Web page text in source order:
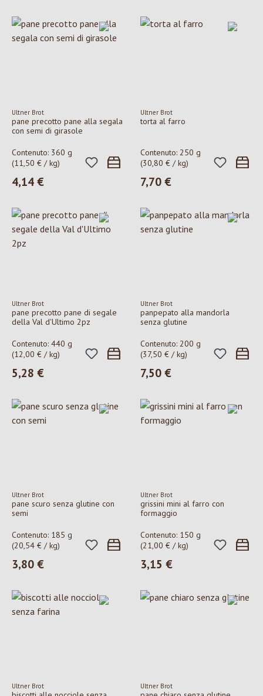
Ultner Brot
pane precotto pane alla segala
con semi di girasole
Contenuto: 360 g
(11,50 € / kg)
Prezzo normale:
4,14 €
Ultner Brot
torta al farro
Contenuto: 250 g
(30,80 € / kg)
Prezzo normale:
7,70 €
Ultner Brot
pane precotto pane di segale
della Val d'Ultimo 2pz
Contenuto: 440 g
(12,00 € / kg)
Prezzo normale:
5,28 €
Ultner Brot
panpepato alla mandorla
senza glutine
Contenuto: 200 g
(37,50 € / kg)
Prezzo normale:
7,50 €
Ultner Brot
pane scuro senza glutine con
semi
Contenuto: 185 g
(20,54 € / kg)
Prezzo normale:
3,80 €
Ultner Brot
grissini mini al farro con
formaggio
Contenuto: 150 g
(21,00 € / kg)
Prezzo normale:
3,15 €
Ultner Brot Ultner Brot